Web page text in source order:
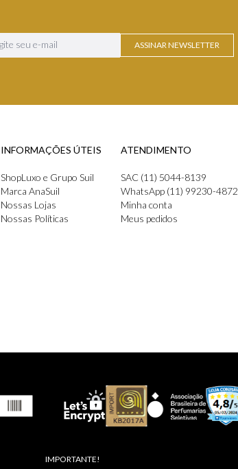
ASSINAR NEWSLETTER
INFORMAÇÕES ÚTEIS
ShopLuxo e Grupo Suil
Marca AnaSuil
Nossas Lojas
Nossas Políticas
ATENDIMENTO
SAC (11) 5044-8139
WhatsApp (11) 99230-4872
Minha conta
Meus pedidos
IMPORTANTE!